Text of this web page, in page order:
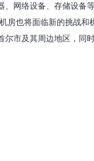
网络设备、存储设备
房也将面临新的挑战
市及其周边地区，同